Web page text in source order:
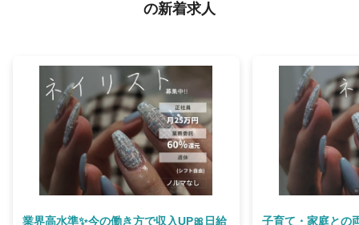
の新着求人
業界高水準✨今の働き方で収入UP🎀日給 子育て・家庭との